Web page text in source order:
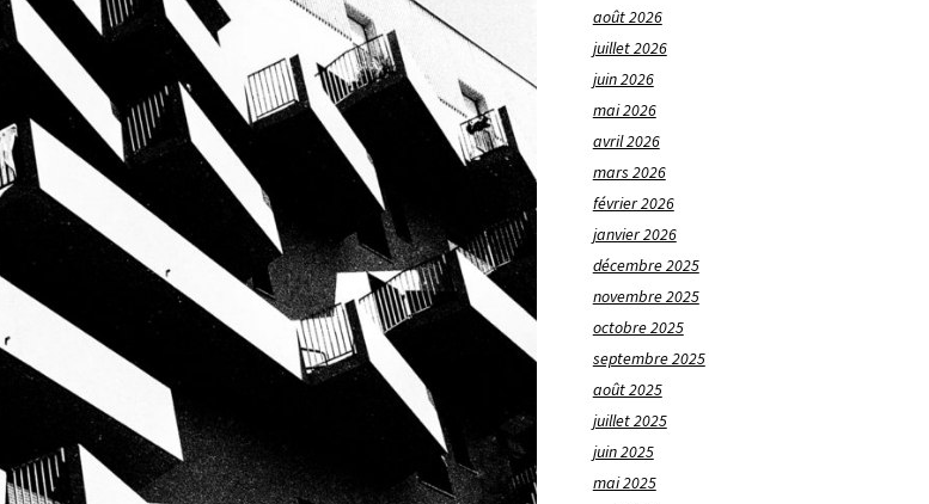
août 2026
juillet 2026
juin 2026
mai 2026
avril 2026
mars 2026
février 2026
janvier 2026
décembre 2025
novembre 2025
octobre 2025
septembre 2025
août 2025
juillet 2025
juin 2025
mai 2025